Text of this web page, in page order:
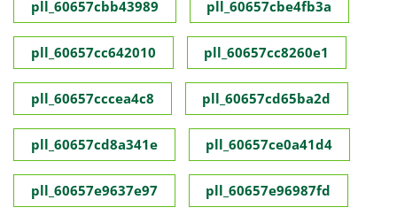
pll_60657cbb43989 pll_60657cbe4fb3a
pll_60657cc642010 pll_60657cc8260e1
pll_60657cccea4c8 pll_60657cd65ba2d
pll_60657cd8a341e pll_60657ce0a41d4
pll_60657e9637e97 pll_60657e96987fd